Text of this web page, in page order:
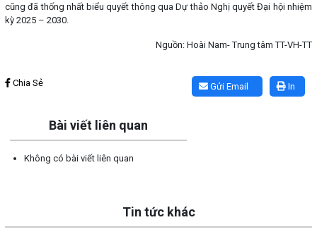
cũng đã thống nhất biểu quyết thông qua Dự thảo Nghị quyết Đại hội nhiệm
kỳ 2025 – 2030.
Nguồn: Hoài Nam- Trung tâm TT-VH-TT
In
Gửi Email
Chia Sẻ
Bài viết liên quan
Không có bài viết liên quan
Tin tức khác